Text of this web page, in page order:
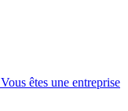
Vous êtes une entreprise